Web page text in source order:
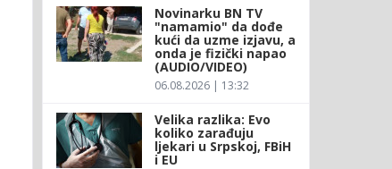
Novinarku BN TV
"namamio" da dođe
kući da uzme izjavu, a
onda je fizički napao
(AUDIO/VIDEO)
06.08.2026 | 13:32
Velika razlika: Evo
koliko zarađuju
ljekari u Srpskoj, FBiH
i EU